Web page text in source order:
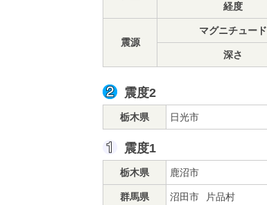
経度
震源
マグニチュード
深さ
震度2
栃木県 日光市
震度1
栃木県 鹿沼市
群馬県 沼田市 片品村